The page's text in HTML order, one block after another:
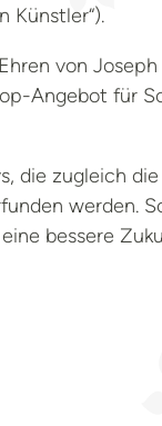
Künstler“).
von Joseph
Angebot für
die zugleich
werden.
bessere